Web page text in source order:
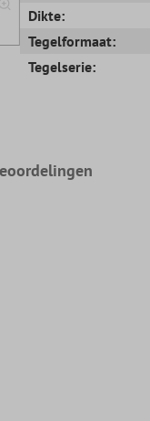
Dikte:
Tegelformaat:
Tegelserie: